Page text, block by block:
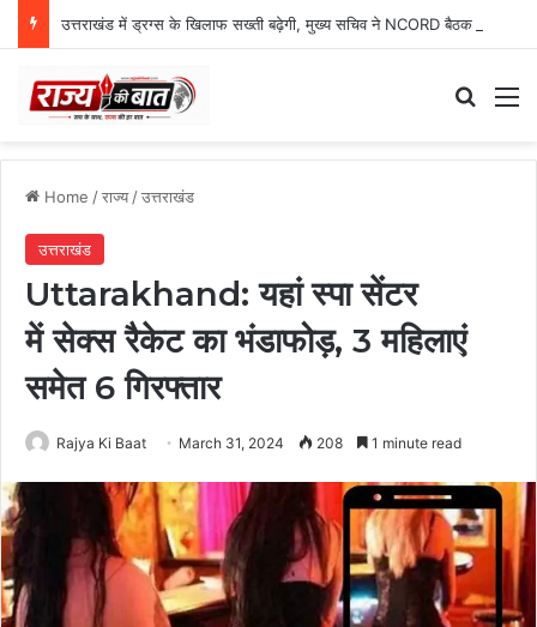
Home /राज्य/उत्तराखंड
उत्तराखंड
Uttarakhand: यहां स्पा सेंटर
में सेक्स रैकेट का भंडाफोड़, 3 महिलाएं
समेत 6 गिरफ्तार
Rajya Ki Baat March 31, 2024 208 1 minute read